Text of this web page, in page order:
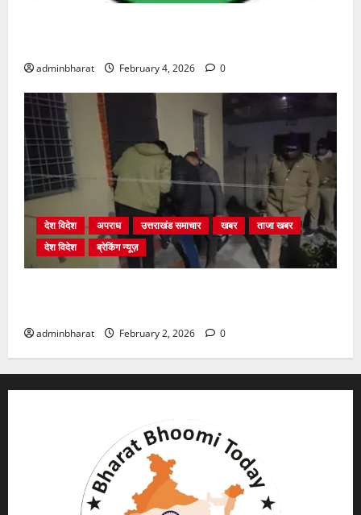
adminbharat February 4, 2026 0
देश विदेश अपराध उत्तराखंड समाचार खबर
ताजा खबर
देश विदेश
ब्रेकिंग न्यूज़
adminbharat February 2, 2026 0